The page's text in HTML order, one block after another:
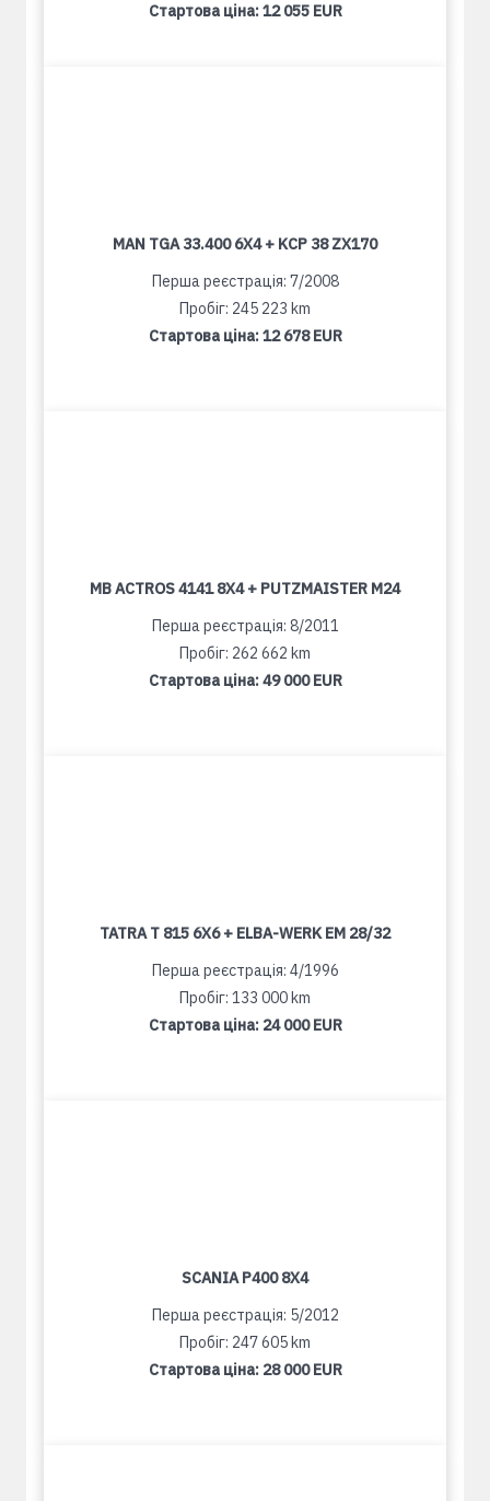
Стартова ціна:12 055 EUR
MAN TGA 33.400 6X4 + KCP 38 ZX170
Перша реєстрація: 7/2008
Пробіг: 245 223 km
Стартова ціна:12 678 EUR
MB ACTROS 4141 8X4 + PUTZMAISTER M24
Перша реєстрація: 8/2011
Пробіг: 262 662 km
Стартова ціна:49 000 EUR
TATRA T 815 6X6 + ELBA-WERK EM 28/32
Перша реєстрація: 4/1996
Пробіг: 133 000 km
Стартова ціна: 24 000 EUR
SCANIA P400 8X4
Перша реєстрація: 5/2012
Пробіг: 247 605 km
Стартова ціна: 28 000 EUR